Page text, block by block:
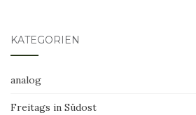
KATEGORIEN
analog
Freitags in Südost